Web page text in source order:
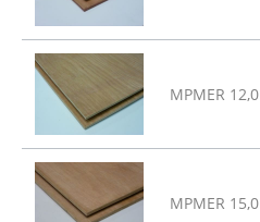
MPMER 12,0
MPMER 15,0